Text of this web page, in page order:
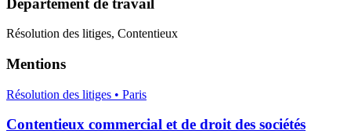
Résolution des litiges, Contentieux
Mentions
Résolution des litiges • Paris
Contentieux commercial et de droit des sociétés